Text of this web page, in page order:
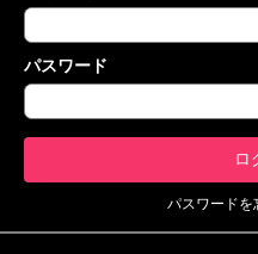
パスワード
パスワードを